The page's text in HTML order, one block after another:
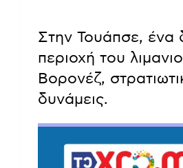
Στην Τουάπσε, ένα
περιοχή του
Βορονέζ,
δυνάμεις.